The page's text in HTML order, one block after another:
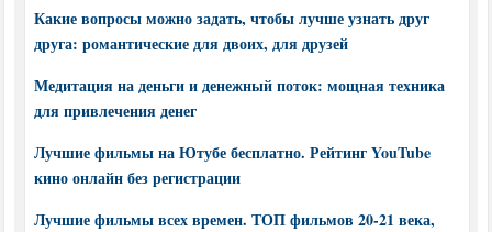
Какие вопросы можно задать, чтобы лучше узнать друг
друга: романтические для двоих, для друзей
Медитация на деньги и денежный поток: мощная техника
для привлечения денег
Лучшие фильмы на Ютубе бесплатно. Рейтинг YouTube
кино онлайн без регистрации
Лучшие фильмы всех времен. ТОП фильмов 20-21 века,